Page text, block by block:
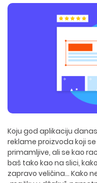
Koju god aplikaciju
reklame proizvoda koji
primamljive, ali se kao
baš tako kao na slici,
zapravo veličina... Kako